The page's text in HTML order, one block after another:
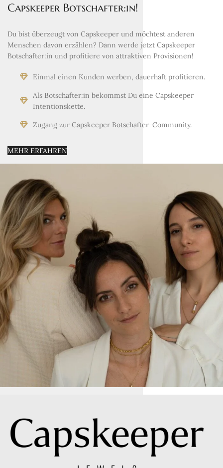
Capskeeper Botschafter:in!
Du bist überzeugt von Capskeeper und möchtest anderen
Menschen davon erzählen? Dann werde jetzt Capskeeper
Botschafter:in und profitiere von attraktiven Provisionen!
Einmal einen Kunden werben, dauerhaft profitieren.
Als Botschafter:in bekommst Du eine Capskeeper
Intentionskette.
Zugang zur Capskeeper Botschafter-Community.
MEHR ERFAHREN